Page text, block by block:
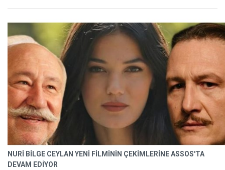
NURİ BİLGE CEYLAN YENİ FİLMİNİN ÇEKİMLERİNE ASSOS'TA
DEVAM EDİYOR